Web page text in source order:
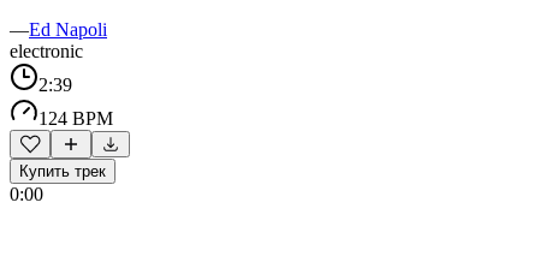
—Ed Napoli
electronic
2:39
124 BPM
Купить трек
0:00